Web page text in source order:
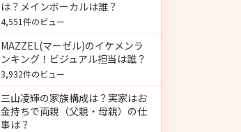
は？メインボーカルは誰？
4,551件のビュー
MAZZEL(マーゼル)のイケメンラ
ンキング！ビジュアル担当は誰？
3,932件のビュー
三山凌輝の家族構成は？実家はお
金持ちで両親（父親・母親）の仕
事は？